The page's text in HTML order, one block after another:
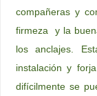
compañeras y
firmeza y la
los anclajes.
instalación y
difícilmente se